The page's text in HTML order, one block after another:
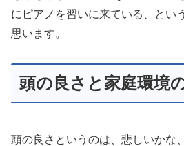
にピアノを習いに来ている、とい
思います。
頭の良さと家庭環境
頭の良さというのは、悲しいかな